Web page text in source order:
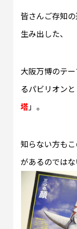
皆さんご存知
生み出した、
大阪万博のテ
るパビリオン
塔」。
知らない方も
があるのでは